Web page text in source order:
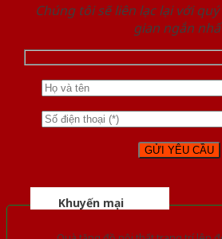
Chúng tôi sẽ liên lạc lại với
gian ngắn
Khuyến mại